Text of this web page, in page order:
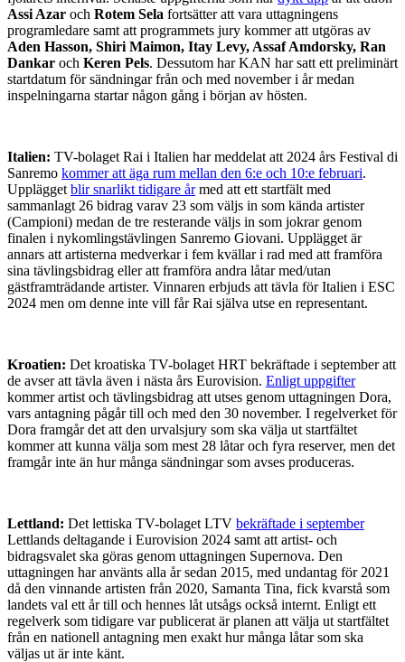
Assi Azar och Rotem Sela fortsätter att vara uttagningens
programledare samt att programmets jury kommer att utgöras av
Aden Hasson, Shiri Maimon, Itay Levy, Assaf Amdorsky, Ran
Dankar och Keren Pels. Dessutom har KAN har satt ett preliminärt
startdatum för sändningar från och med november i år medan
inspelningarna startar någon gång i början av hösten.
Italien: TV-bolaget Rai i Italien har meddelat att 2024 års Festival di
Sanremo kommer att äga rum mellan den 6:e och 10:e februari.
Upplägget blir snarlikt tidigare årmed att ett startfält med
sammanlagt 26 bidrag varav 23 som väljs in som kända artister
(Campioni) medan de tre resterande väljs in som jokrar genom
finalen i nykomlingstävlingen Sanremo Giovani. Upplägget är
annars att artisterna medverkar i fem kvällar i rad med att framföra
sina tävlingsbidrag eller att framföra andra låtar med/utan
gästframträdande artister. Vinnaren erbjuds att tävla för Italien i ESC
2024 men om denne inte vill får Rai själva utse en representant.
Kroatien: Det kroatiska TV-bolaget HRT bekräftade i september att
de avser att tävla även i nästa års Eurovision. Enligt uppgifter
kommer artist och tävlingsbidrag att utses genom uttagningen Dora,
vars antagning pågår till och med den 30 november. I regelverket för
Dora framgår det att den urvalsjury som ska välja ut startfältet
kommer att kunna välja som mest 28 låtar och fyra reserver, men det
framgår inte än hur många sändningar som avses produceras.
Lettland: Det lettiska TV-bolaget LTV bekräftade i september
Lettlands deltagande i Eurovision 2024 samt att artist- och
bidragsvalet ska göras genom uttagningen Supernova. Den
uttagningen har använts alla år sedan 2015, med undantag för 2021
då den vinnande artisten från 2020, Samanta Tina, fick kvarstå som
landets val ett år till och hennes låt utsågs också internt. Enligt ett
regelverk som tidigare var publicerat är planen att välja ut startfältet
från en nationell antagning men exakt hur många låtar som ska
väljas ut är inte känt.